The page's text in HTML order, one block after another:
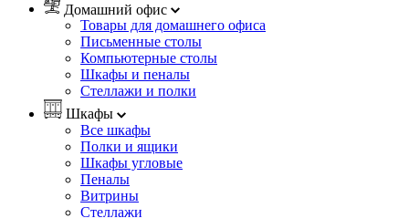
Домашний офис
Товары для домашнего офиса
Письменные столы
Компьютерные столы
Шкафы и пеналы
Стеллажи и полки
Шкафы
Все шкафы
Полки и ящики
Шкафы угловые
Пеналы
Витрины
Стеллажи